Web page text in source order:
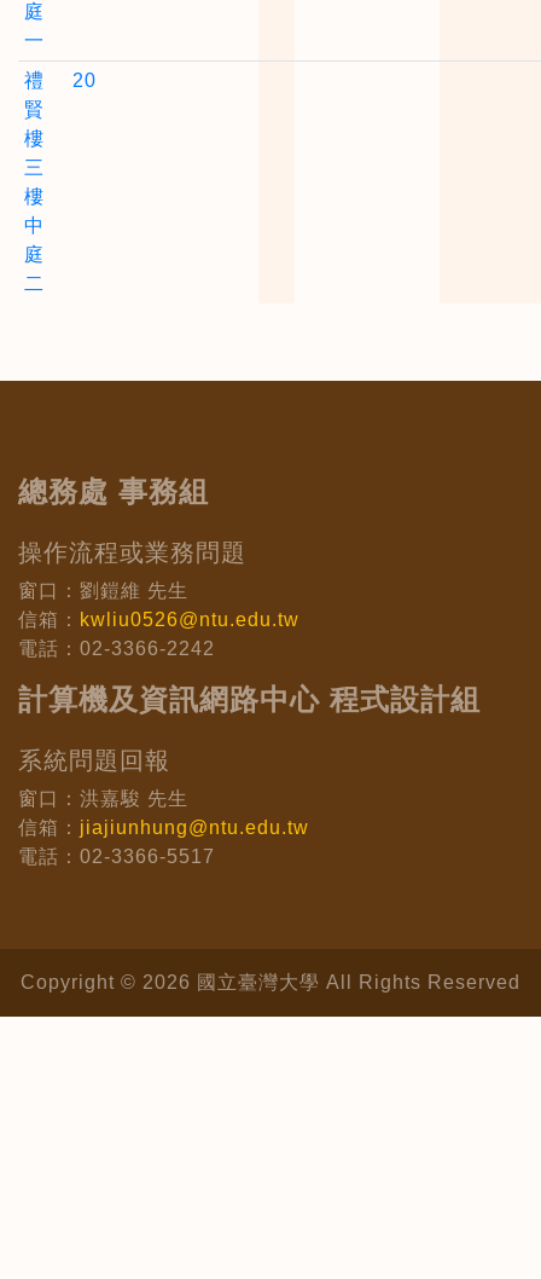
庭
一
禮
賢
樓
三
樓
中
庭
二
20
總務處 事務組
操作流程或業務問題
窗口：劉鎧維 先生
信箱： kwliu0526@ntu.edu.tw
電話：02-3366-2242
計算機及資訊網路中心 程式設計組
系統問題回報
窗口：洪嘉駿 先生
信箱： jiajiunhung@ntu.edu.tw
電話：02-3366-5517
Copyright © 2026 國立臺灣大學 All Rights Reserved